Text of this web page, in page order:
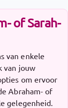
of Sarah-
van enkele
van jouw
om ervoor
Abraham- of
gelegenheid.